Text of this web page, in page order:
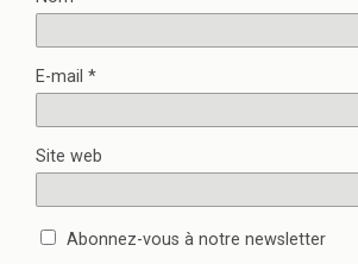
E-mail *
Site web
Abonnez-vous à notre newsletter